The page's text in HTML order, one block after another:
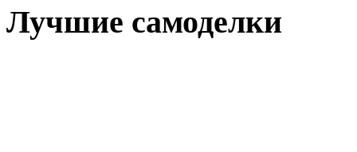
Лучшие самоделки